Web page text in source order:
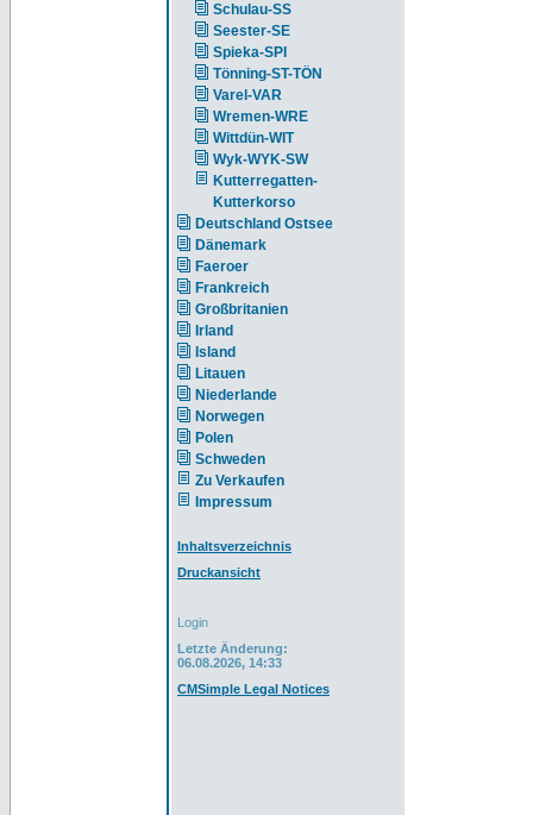
Schulau-SS
Seester-SE
Spieka-SPI
Tönning-ST-TÖN
Varel-VAR
Wremen-WRE
Wittdün-WIT
Wyk-WYK-SW
Kutterregatten-
Kutterkorso
Deutschland Ostsee
Dänemark
Faeroer
Frankreich
Großbritanien
Irland
Island
Litauen
Niederlande
Norwegen
Polen
Schweden
Zu Verkaufen
Impressum
Inhaltsverzeichnis
Druckansicht
Login
Letzte Änderung:
06.08.2026, 14:33
CMSimple Legal Notices